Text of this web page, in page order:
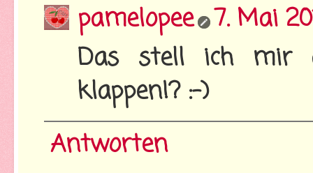
pamelopee 7. Mai
Das stell ich mir
klappen!? :-)
Antworten